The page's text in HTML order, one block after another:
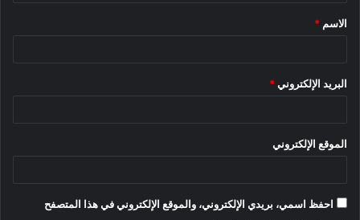
*
الاسم *
البريد الإلكتروني *
الموقع الإلكتروني
احفظ اسمي، بريدي الإلكتروني، والموقع الإلكتروني في هذا المتصفح